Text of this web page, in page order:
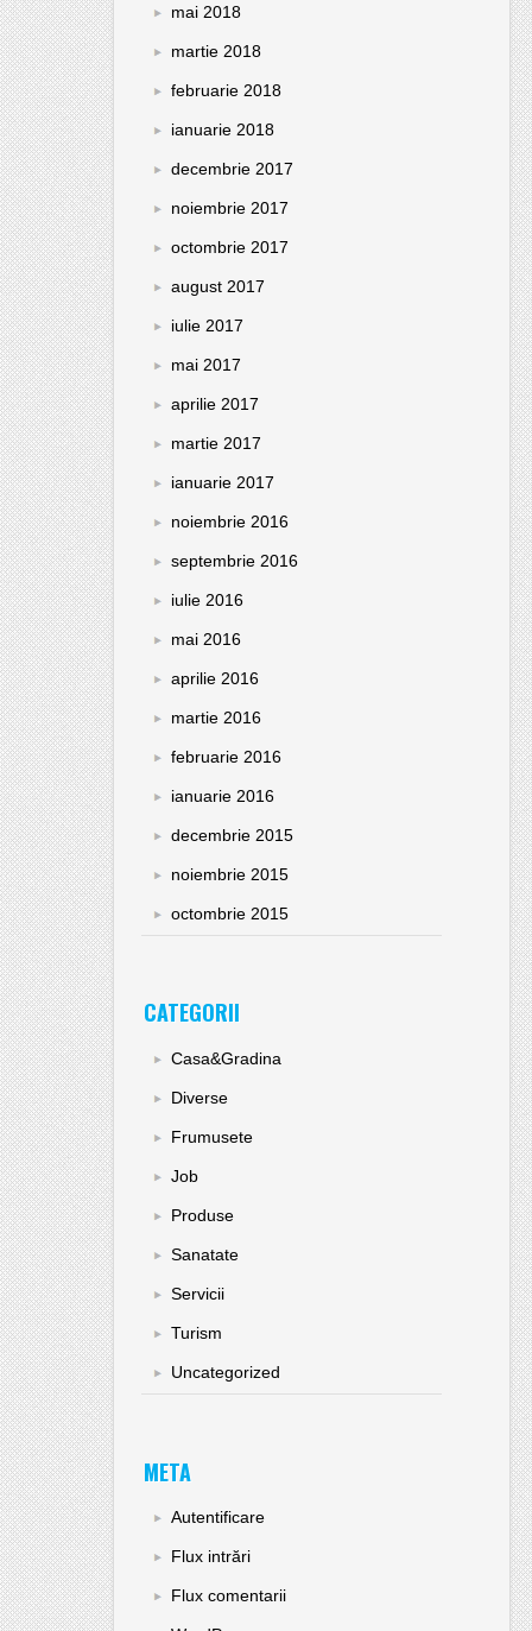
mai 2018
martie 2018
februarie 2018
ianuarie 2018
decembrie 2017
noiembrie 2017
octombrie 2017
august 2017
iulie 2017
mai 2017
aprilie 2017
martie 2017
ianuarie 2017
noiembrie 2016
septembrie 2016
iulie 2016
mai 2016
aprilie 2016
martie 2016
februarie 2016
ianuarie 2016
decembrie 2015
noiembrie 2015
octombrie 2015
CATEGORII
Casa&Gradina
Diverse
Frumusete
Job
Produse
Sanatate
Servicii
Turism
Uncategorized
META
Autentificare
Flux intrări
Flux comentarii